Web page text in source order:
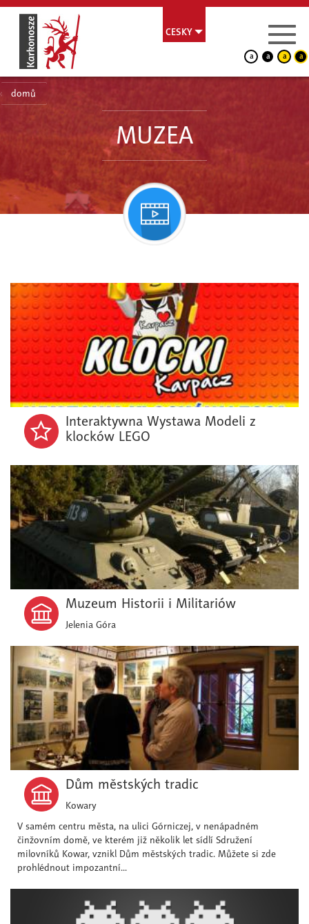
CESKY
a a a a
domů
MUZEA
Interaktywna Wystawa Modeli z
klocków LEGO
Muzeum Historii i Militariów
Jelenia Góra
Dům městských tradic
Kowary
V samém centru města, na ulici Górniczej, v nenápadném
činžovním domě, ve kterém již několik let sídlí Sdružení
milovníků Kowar, vznikl Dům městských tradic. Můžete si zde
prohlédnout impozantní...